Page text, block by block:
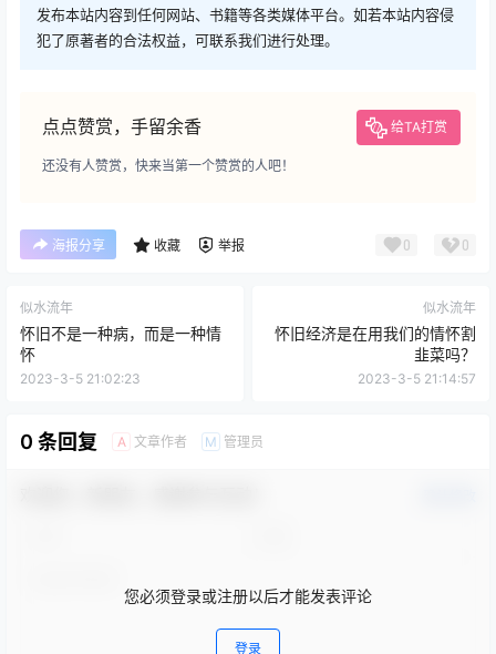
发布本站内容到任何网站、书籍等各类媒体平台。如若本站内容侵
犯了原著者的合法权益，可联系我们进行处理。
点点赞赏，手留余香 给TA打赏
还没有人赞赏，快来当第一个赞赏的人吧！
海报分享 收藏 举报 0 0
似水流年
怀旧不是一种病，而是一种情
怀
2023-3-5 21:02:23
似水流年
怀旧经济是在用我们的情怀割
韭菜吗？
2023-3-5 21:14:57
0 条回复 A 文章作者 M 管理员
您必须登录或注册以后才能发表评论
登录